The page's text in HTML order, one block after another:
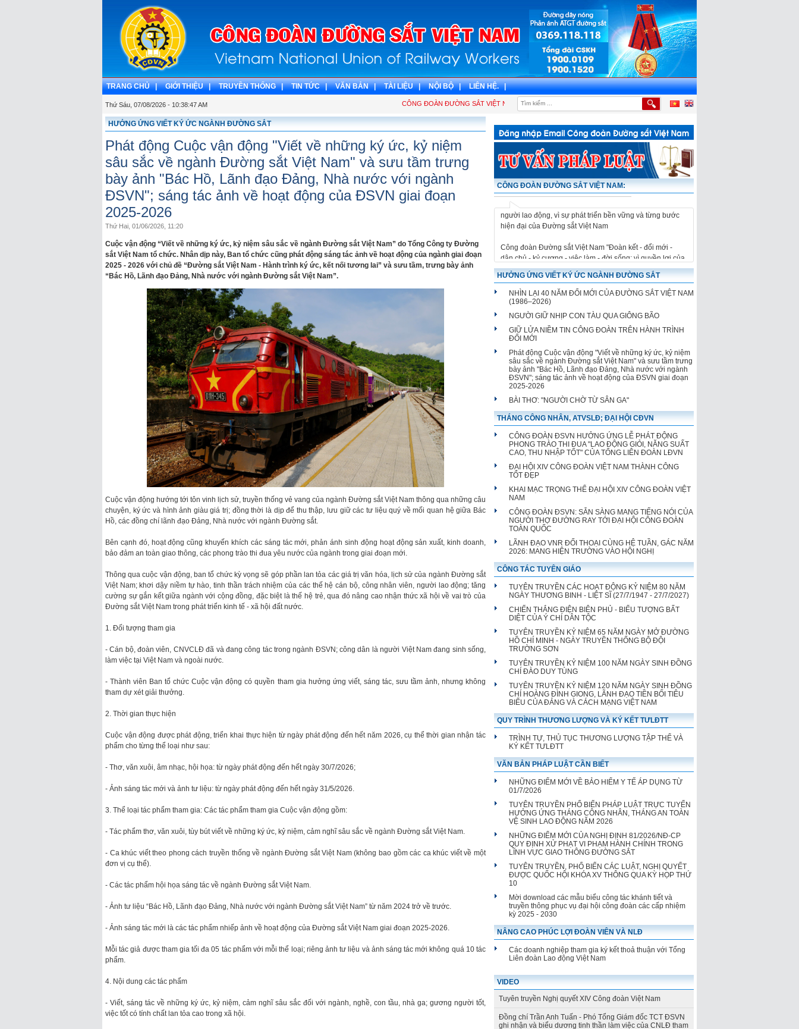
TRANG CHỦ | GIỚI THIỆU | TRUYỀN THỐNG | TIN TỨC | VĂN BẢN | TÀI LIỆU | NỘI BỘ | LIÊN HỆ. |
Thứ Sáu, 07/08/2026 - 10:38:48 AM CÔNG ĐOÀN ĐƯỜNG SẮT VIỆT NAM - ĐIỂM TỰA CỦA NGƯỜI LAO ĐỘNG LỄ PHÁT ĐỘNG THI ĐUA VÀ KHỞI CÔNG CÔNG
HƯỞNG ỨNG VIẾT KÝ ỨC NGÀNH ĐƯỜNG SẮT
Phát động Cuộc vận động "Viết về những ký ức, kỷ niệm
sâu sắc về ngành Đường sắt Việt Nam" và sưu tầm trưng
bày ảnh "Bác Hồ, Lãnh đạo Đảng, Nhà nước với ngành
ĐSVN"; sáng tác ảnh về hoạt động của ĐSVN giai đoạn
2025-2026
Thứ Hai, 01/06/2026, 11:20
Cuộc vận động “Viết về những ký ức, kỷ niệm sâu sắc về ngành Đường sắt Việt Nam” do Tổng Công ty Đường
sắt Việt Nam tổ chức. Nhân dịp này, Ban tổ chức cũng phát động sáng tác ảnh về hoạt động của ngành giai đoạn
2025 - 2026 với chủ đề “Đường sắt Việt Nam - Hành trình ký ức, kết nối tương lai” và sưu tầm, trưng bày ảnh
“Bác Hồ, Lãnh đạo Đảng, Nhà nước với ngành Đường sắt Việt Nam”.
Cuộc vận động hướng tới tôn vinh lịch sử, truyền thống vẻ vang của ngành Đường sắt Việt Nam thông qua những câu
chuyện, ký ức và hình ảnh giàu giá trị; đồng thời là dịp để thu thập, lưu giữ các tư liệu quý về mối quan hệ giữa Bác
Hồ, các đồng chí lãnh đạo Đảng, Nhà nước với ngành Đường sắt.
Bên cạnh đó, hoạt động cũng khuyến khích các sáng tác mới, phản ánh sinh động hoạt động sản xuất, kinh doanh,
bảo đảm an toàn giao thông, các phong trào thi đua yêu nước của ngành trong giai đoạn mới.
Thông qua cuộc vận động, ban tổ chức kỳ vọng sẽ góp phần lan tỏa các giá trị văn hóa, lịch sử của ngành Đường sắt
Việt Nam; khơi dậy niềm tự hào, tinh thần trách nhiệm của các thế hệ cán bộ, công nhân viên, người lao động; tăng
cường sự gắn kết giữa ngành với cộng đồng, đặc biệt là thế hệ trẻ, qua đó nâng cao nhận thức xã hội về vai trò của
Đường sắt Việt Nam trong phát triển kinh tế - xã hội đất nước.
1. Đối tượng tham gia
- Cán bộ, đoàn viên, CNVCLĐ đã và đang công tác trong ngành ĐSVN; công dân là người Việt Nam đang sinh sống,
làm việc tại Việt Nam và ngoài nước.
- Thành viên Ban tổ chức Cuộc vận động có quyền tham gia hưởng ứng viết, sáng tác, sưu tầm ảnh, nhưng không
tham dự xét giải thưởng.
2. Thời gian thực hiện
Cuộc vận động được phát động, triển khai thực hiện từ ngày phát động đến hết năm 2026, cụ thể thời gian nhận tác
phẩm cho từng thể loại như sau:
- Thơ, văn xuôi, âm nhạc, hội họa: từ ngày phát động đến hết ngày 30/7/2026;
- Ảnh sáng tác mới và ảnh tư liệu: từ ngày phát động đến hết ngày 31/5/2026.
3. Thể loại tác phẩm tham gia: Các tác phẩm tham gia Cuộc vận động gồm:
- Tác phẩm thơ, văn xuôi, tùy bút viết về những ký ức, kỷ niệm, cảm nghĩ sâu sắc về ngành Đường sắt Việt Nam.
- Ca khúc viết theo phong cách truyền thống về ngành Đường sắt Việt Nam (không bao gồm các ca khúc viết về một
đơn vị cụ thể).
- Các tác phẩm hội họa sáng tác về ngành Đường sắt Việt Nam.
- Ảnh tư liệu “Bác Hồ, Lãnh đạo Đảng, Nhà nước với ngành Đường sắt Việt Nam” từ năm 2024 trở về trước.
- Ảnh sáng tác mới là các tác phẩm nhiếp ảnh về hoạt động của Đường sắt Việt Nam giai đoạn 2025-2026.
Mỗi tác giả được tham gia tối đa 05 tác phẩm với mỗi thể loại; riêng ảnh tư liệu và ảnh sáng tác mới không quá 10 tác
phẩm.
4. Nội dung các tác phẩm
- Viết, sáng tác về những ký ức, kỷ niệm, cảm nghĩ sâu sắc đối với ngành, nghề, con tầu, nhà ga; gương người tốt,
việc tốt có tính chất lan tỏa cao trong xã hội.
CÔNG ĐOÀN ĐƯỜNG SẮT VIỆT NAM:
Công đoàn Đường sắt Việt Nam "Đoàn kết - đổi mới -
dân chủ - kỷ cương - việc làm - đời sống; vì quyền lợi của
người lao động, vì sự phát triển bền vững và từng bước
hiện đại của Đường sắt Việt Nam
Công đoàn Đường sắt Việt Nam "Đoàn kết - đổi mới -
dân chủ - kỷ cương - việc làm - đời sống; vì quyền lợi của
người lao động, vì sự phát triển bền vững và từng bước
hiện đại của Đường sắt Việt Nam
HƯỞNG ỨNG VIẾT KÝ ỨC NGÀNH ĐƯỜNG SẮT
NHÌN LẠI 40 NĂM ĐỔI MỚI CỦA ĐƯỜNG SẮT VIỆT NAM
(1986–2026)
NGƯỜI GIỮ NHỊP CON TÀU QUA GIÔNG BÃO
GIỮ LỬA NIỀM TIN CÔNG ĐOÀN TRÊN HÀNH TRÌNH
ĐỔI MỚI
Phát động Cuộc vận động "Viết về những ký ức, kỷ niệm
sâu sắc về ngành Đường sắt Việt Nam" và sưu tầm trưng
bày ảnh "Bác Hồ, Lãnh đạo Đảng, Nhà nước với ngành
ĐSVN"; sáng tác ảnh về hoạt động của ĐSVN giai đoạn
2025-2026
BÀI THƠ: "NGƯỜI CHỜ TỪ SÂN GA"
THÁNG CÔNG NHÂN, ATVSLĐ; ĐẠI HỘI CĐVN
CÔNG ĐOÀN ĐSVN HƯỞNG ỨNG LỄ PHÁT ĐỘNG
PHONG TRÀO THI ĐUA "LAO ĐỘNG GIỎI, NĂNG SUẤT
CAO, THU NHẬP TỐT" CỦA TỔNG LIÊN ĐOÀN LĐVN
ĐẠI HỘI XIV CÔNG ĐOÀN VIỆT NAM THÀNH CÔNG
TỐT ĐẸP
KHAI MẠC TRỌNG THỂ ĐẠI HỘI XIV CÔNG ĐOÀN VIỆT
NAM
CÔNG ĐOÀN ĐSVN: SẴN SÀNG MANG TIẾNG NÓI CỦA
NGƯỜI THỢ ĐƯỜNG RAY TỚI ĐẠI HỘI CÔNG ĐOÀN
TOÀN QUỐC
LÃNH ĐẠO VNR ĐỐI THOẠI CÙNG HỆ TUẦN, GÁC NĂM
2026: MANG HIỆN TRƯỜNG VÀO HỘI NGHỊ
CÔNG TÁC TUYÊN GIÁO
TUYÊN TRUYỀN CÁC HOẠT ĐỘNG KỶ NIỆM 80 NĂM
NGÀY THƯƠNG BINH - LIỆT SĨ (27/7/1947 - 27/7/2027)
CHIẾN THẮNG ĐIỆN BIÊN PHỦ - BIỂU TƯỢNG BẤT
DIỆT CỦA Ý CHÍ DÂN TỘC
TUYÊN TRUYỀN KỶ NIỆM 65 NĂM NGÀY MỞ ĐƯỜNG
HỒ CHÍ MINH - NGÀY TRUYỀN THỐNG BỘ ĐỘI
TRƯỜNG SƠN
TUYÊN TRUYỀN KỶ NIỆM 100 NĂM NGÀY SINH ĐỒNG
CHÍ ĐÀO DUY TÙNG
TUYÊN TRUYỀN KỶ NIỆM 120 NĂM NGÀY SINH ĐỒNG
CHÍ HOÀNG ĐÌNH GIONG, LÃNH ĐẠO TIỀN BỐI TIÊU
BIỂU CỦA ĐẢNG VÀ CÁCH MẠNG VIỆT NAM
QUY TRÌNH THƯƠNG LƯỢNG VÀ KÝ KẾT TƯLĐTT
TRÌNH TỰ, THỦ TỤC THƯƠNG LƯỢNG TẬP THỂ VÀ
KÝ KẾT TƯLĐTT
VĂN BẢN PHÁP LUẬT CẦN BIẾT
NHỮNG ĐIỂM MỚI VỀ BẢO HIỂM Y TẾ ÁP DỤNG TỪ
01/7/2026
TUYÊN TRUYỀN PHỔ BIẾN PHÁP LUẬT TRỰC TUYẾN
HƯỞNG ỨNG THÁNG CÔNG NHÂN, THÁNG AN TOÀN
VỆ SINH LAO ĐỘNG NĂM 2026
NHỮNG ĐIỂM MỚI CỦA NGHỊ ĐỊNH 81/2026/NĐ-CP
QUY ĐỊNH XỬ PHẠT VI PHẠM HÀNH CHÍNH TRONG
LĨNH VỰC GIAO THÔNG ĐƯỜNG SẮT
TUYÊN TRUYỀN, PHỔ BIẾN CÁC LUẬT, NGHỊ QUYẾT
ĐƯỢC QUỐC HỘI KHÓA XV THÔNG QUA KỲ HỌP THỨ
10
Mời download các mẫu biểu công tác khánh tiết và
truyền thông phục vụ đại hội công đoàn các cấp nhiệm
kỳ 2025 - 2030
NÂNG CAO PHÚC LỢI ĐOÀN VIÊN VÀ NLĐ
Các doanh nghiệp tham gia ký kết thoả thuận với Tổng
Liên đoàn Lao động Việt Nam
VIDEO
Tuyên truyền Nghị quyết XIV Công đoàn Việt Nam
Đồng chí Trần Anh Tuấn - Phó Tổng Giám đốc TCT ĐSVN
ghi nhận và biểu dương tinh thần làm việc của CNLĐ tham